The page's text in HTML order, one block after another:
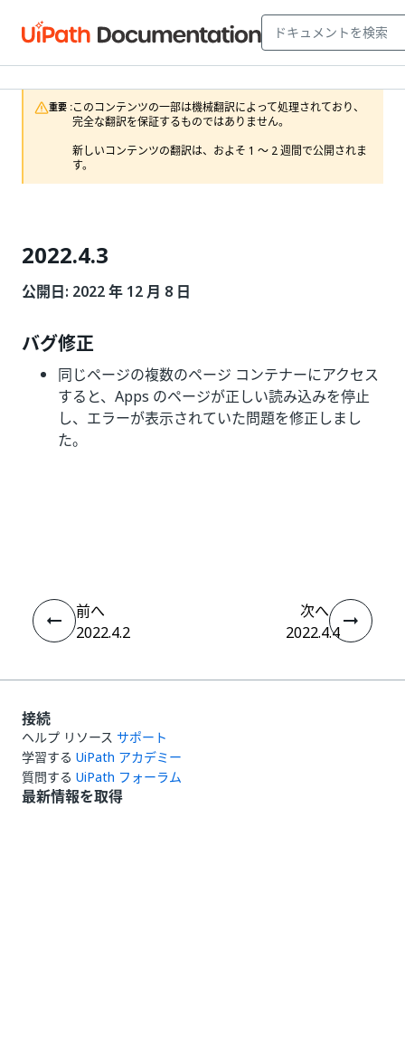
重要 :このコンテンツの一部は機械翻訳によって処理されており、
完全な翻訳を保証するものではありません。
新しいコンテンツの翻訳は、およそ 1 ～ 2 週間で公開されま
す。
2022.4.3
公開日: 2022 年 12 月 8 日
バグ修正
同じページの複数のページ コンテナーにアクセス
すると、Apps のページが正しい読み込みを停止
し、エラーが表示されていた問題を修正しまし
た。
前へ
2022.4.2
次へ
2022.4.4
接続
ヘルプ リソース サポート
学習する UiPath アカデミー
質問する UiPath フォーラム
最新情報を取得